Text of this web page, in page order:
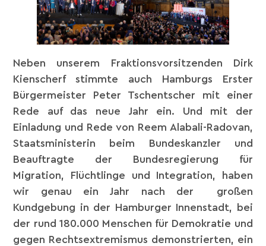
Neben unserem Fraktionsvorsitzenden Dirk
Kienscherf stimmte auch Hamburgs Erster
Bürgermeister Peter Tschentscher mit einer
Rede auf das neue Jahr ein. Und mit der
Einladung und Rede von Reem Alabali-Radovan,
Staatsministerin beim Bundeskanzler und
Beauftragte der Bundesregierung für
Migration, Flüchtlinge und Integration, haben
wir genau ein Jahr nach der großen
Kundgebung in der Hamburger Innenstadt, bei
der rund 180.000 Menschen für Demokratie und
gegen Rechtsextremismus demonstrierten, ein